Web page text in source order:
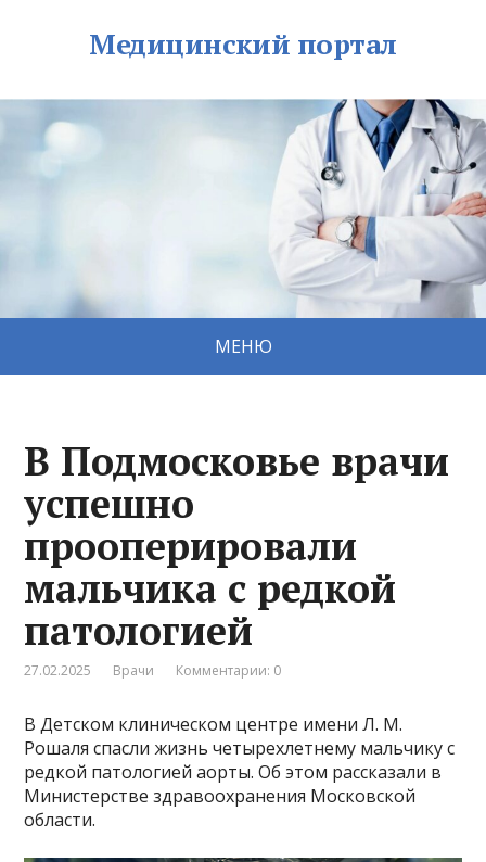
Медицинский портал
МЕНЮ
В Подмосковье врачи
успешно
прооперировали
мальчика с редкой
патологией
27.02.2025 Врачи Комментарии: 0
В Детском клиническом центре имени Л. М.
Рошаля спасли жизнь четырехлетнему мальчику с
редкой патологией аорты. Об этом рассказали в
Министерстве здравоохранения Московской
области.